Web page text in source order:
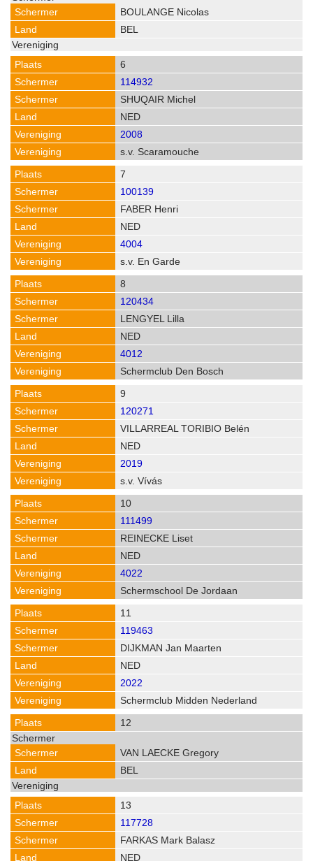
BOULANGE Nicolas
BEL
6
114932
SHUQAIR Michel
NED
2008
s.v. Scaramouche
7
100139
FABER Henri
NED
4004
s.v. En Garde
8
120434
LENGYEL Lilla
NED
4012
Schermclub Den Bosch
9
120271
VILLARREAL TORIBIO Belén
NED
2019
s.v. Vívás
10
111499
REINECKE Liset
NED
4022
Schermschool De Jordaan
11
119463
DIJKMAN Jan Maarten
NED
2022
Schermclub Midden Nederland
12
VAN LAECKE Gregory
BEL
13
117728
FARKAS Mark Balasz
NED